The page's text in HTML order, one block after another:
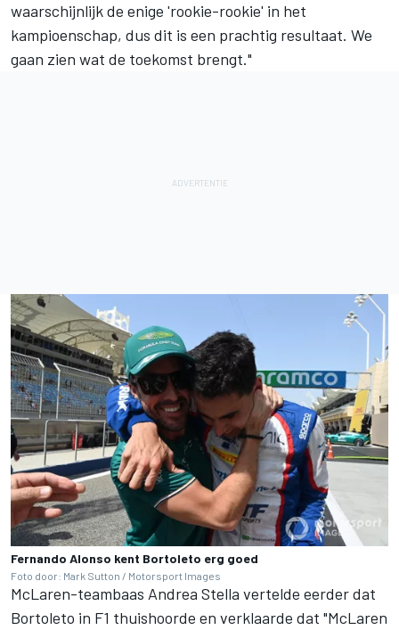
waarschijnlijk de enige 'rookie-rookie' in het
kampioenschap, dus dit is een prachtig resultaat. We
gaan zien wat de toekomst brengt."
Fernando Alonso kent Bortoleto erg goed
Foto door: Mark Sutton / Motorsport Images
McLaren-teambaas Andrea Stella vertelde eerder dat
Bortoleto in F1 thuishoorde en verklaarde dat "McLaren